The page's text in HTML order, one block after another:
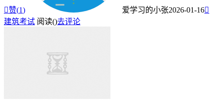
赞(1) 爱学习的小张2026-01-16
建筑考试 阅读()去评论